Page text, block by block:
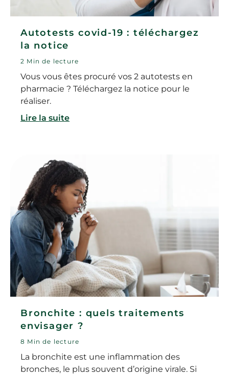
Autotests covid-19 : téléchargez
la notice
2 Min de lecture
Vous vous êtes procuré vos 2 autotests en
pharmacie ? Téléchargez la notice pour le
réaliser.
Lire la suite
Bronchite : quels traitements
envisager ?
8 Min de lecture
La bronchite est une inflammation des
bronches, le plus souvent d’origine virale. Si